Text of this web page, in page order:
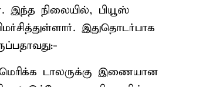
இந்த நிலையில், பியூஸ்
இதுதொடர்பாக
டாலருக்கு இணையான